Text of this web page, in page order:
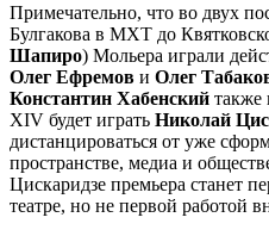
Примечательно, что во двух
Булгакова в МХТ до
Шапиро) Мольера играли
Олег Ефремов и Олег
Константин Хабенский также
XIV будет играть Николай
дистанцироваться от уже
пространстве, медиа и
Цискаридзе премьера станет
театре, но не первой работой